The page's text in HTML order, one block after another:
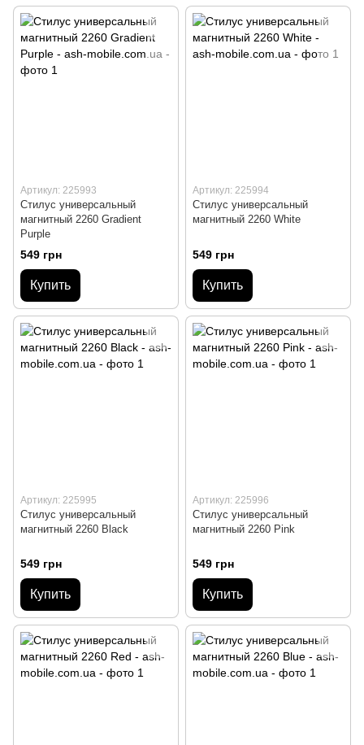
Артикул: 225993
Стилус универсальный
магнитный 2260 Gradient
Purple
549 грн
Купить
Артикул: 225994
Стилус универсальный
магнитный 2260 White
549 грн
Купить
Артикул: 225995
Стилус универсальный
магнитный 2260 Black
549 грн
Купить
Артикул: 225996
Стилус универсальный
магнитный 2260 Pink
549 грн
Купить